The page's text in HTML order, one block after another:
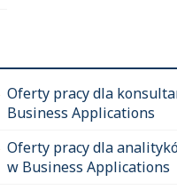
Oferty pracy dla
Business Applications
Oferty pracy dla
w Business Applications